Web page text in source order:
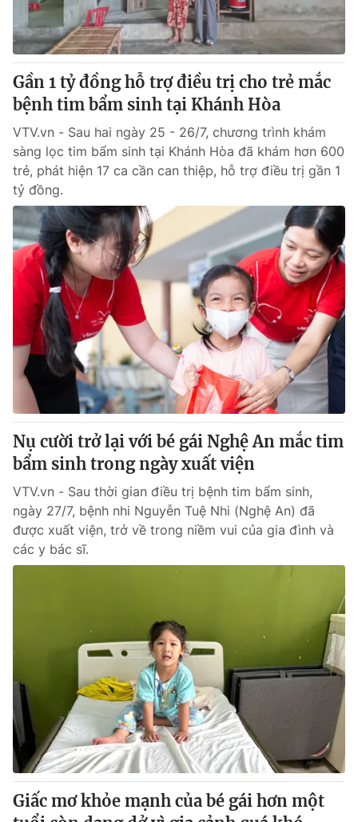
Gần 1 tỷ đồng hỗ trợ điều trị cho trẻ mắc
bệnh tim bẩm sinh tại Khánh Hòa
VTV.vn - Sau hai ngày 25 - 26/7, chương trình khám
sàng lọc tim bẩm sinh tại Khánh Hòa đã khám hơn 600
trẻ, phát hiện 17 ca cần can thiệp, hỗ trợ điều trị gần 1
tỷ đồng.
Nụ cười trở lại với bé gái Nghệ An mắc tim
bẩm sinh trong ngày xuất viện
VTV.vn - Sau thời gian điều trị bệnh tim bẩm sinh,
ngày 27/7, bệnh nhi Nguyễn Tuệ Nhi (Nghệ An) đã
được xuất viện, trở về trong niềm vui của gia đình và
các y bác sĩ.
Giấc mơ khỏe mạnh của bé gái hơn một